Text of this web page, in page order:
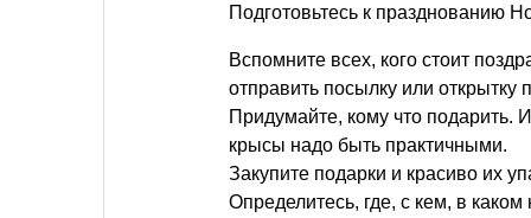
Подготовьтесь к празднованию
Вспомните всех, кого стоит
отправить посылку или открытку
Придумайте, кому что подарить.
крысы надо быть практичными.
Закупите подарки и красиво их
Определитесь, где, с кем, в